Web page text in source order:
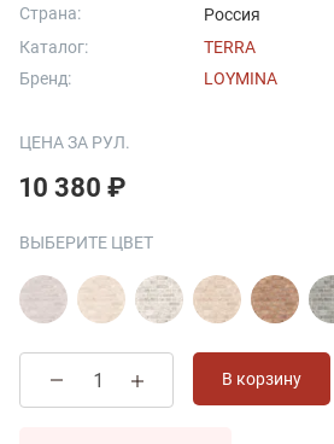
Страна:
Россия
Каталог:
TERRA
Бренд:
LOYMINA
ЦЕНА ЗА РУЛ.
10 380 ₽
ВЫБЕРИТЕ ЦВЕТ
В корзину